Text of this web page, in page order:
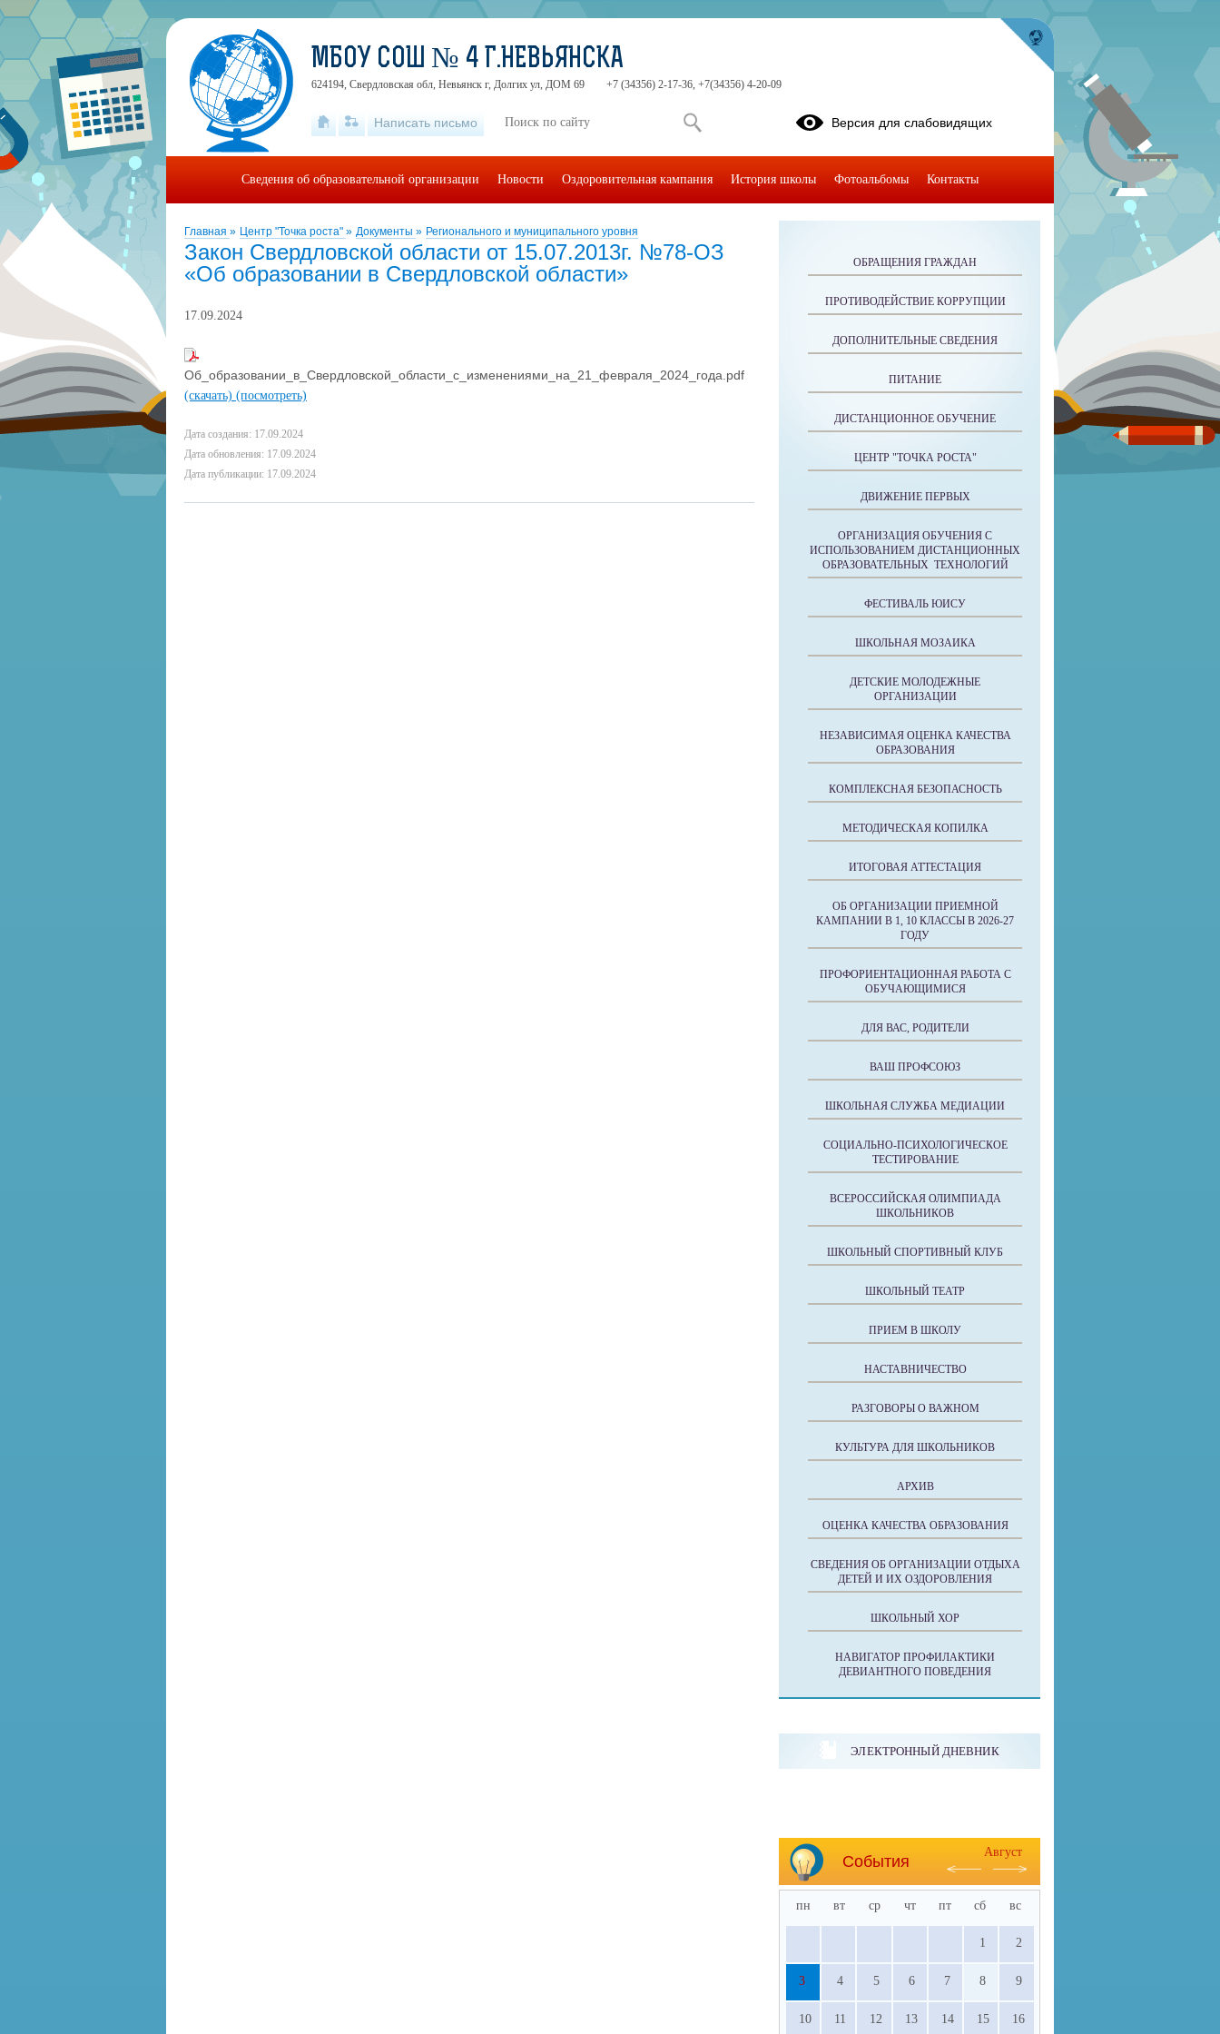
Главная » Центр "Точка роста" » Документы » Регионального и муниципального уровня
Закон Свердловской области от 15.07.2013г. №78-ОЗ
«Об образовании в Свердловской области»
17.09.2024
Об_образовании_в_Свердловской_области_с_изменениями_на_21_февраля_2024_года.pdf
(скачать) (посмотреть)
Дата создания: 17.09.2024
Дата обновления: 17.09.2024
Дата публикации: 17.09.2024
ОБРАЩЕНИЯ ГРАЖДАН
ПРОТИВОДЕЙСТВИЕ КОРРУПЦИИ
ДОПОЛНИТЕЛЬНЫЕ СВЕДЕНИЯ
ПИТАНИЕ
ДИСТАНЦИОННОЕ ОБУЧЕНИЕ
ЦЕНТР "ТОЧКА РОСТА"
ДВИЖЕНИЕ ПЕРВЫХ
ОРГАНИЗАЦИЯ ОБУЧЕНИЯ С
ИСПОЛЬЗОВАНИЕМ ДИСТАНЦИОННЫХ
ОБРАЗОВАТЕЛЬНЫХ ТЕХНОЛОГИЙ
ФЕСТИВАЛЬ ЮИСУ
ШКОЛЬНАЯ МОЗАИКА
ДЕТСКИЕ МОЛОДЕЖНЫЕ
ОРГАНИЗАЦИИ
НЕЗАВИСИМАЯ ОЦЕНКА КАЧЕСТВА
ОБРАЗОВАНИЯ
КОМПЛЕКСНАЯ БЕЗОПАСНОСТЬ
МЕТОДИЧЕСКАЯ КОПИЛКА
ИТОГОВАЯ АТТЕСТАЦИЯ
ОБ ОРГАНИЗАЦИИ ПРИЕМНОЙ
КАМПАНИИ В 1, 10 КЛАССЫ В 2026-27
ГОДУ
ПРОФОРИЕНТАЦИОННАЯ РАБОТА С
ОБУЧАЮЩИМИСЯ
ДЛЯ ВАС, РОДИТЕЛИ
ВАШ ПРОФСОЮЗ
ШКОЛЬНАЯ СЛУЖБА МЕДИАЦИИ
СОЦИАЛЬНО-ПСИХОЛОГИЧЕСКОЕ
ТЕСТИРОВАНИЕ
ВСЕРОССИЙСКАЯ ОЛИМПИАДА
ШКОЛЬНИКОВ
ШКОЛЬНЫЙ СПОРТИВНЫЙ КЛУБ
ШКОЛЬНЫЙ ТЕАТР
ПРИЕМ В ШКОЛУ
НАСТАВНИЧЕСТВО
РАЗГОВОРЫ О ВАЖНОМ
КУЛЬТУРА ДЛЯ ШКОЛЬНИКОВ
АРХИВ
ОЦЕНКА КАЧЕСТВА ОБРАЗОВАНИЯ
СВЕДЕНИЯ ОБ ОРГАНИЗАЦИИ ОТДЫХА
ДЕТЕЙ И ИХ ОЗДОРОВЛЕНИЯ
ШКОЛЬНЫЙ ХОР
НАВИГАТОР ПРОФИЛАКТИКИ
ДЕВИАНТНОГО ПОВЕДЕНИЯ
ЭЛЕКТРОННЫЙ ДНЕВНИК
События
Август
пн вт ср чт пт сб вс
1 2
3 4 5 6 7 8 9
10 11 12 13 14 15 16
МБОУ СОШ № 4 Г.НЕВЬЯНСКА
624194, Свердловская обл, Невьянск г, Долгих ул, ДОМ 69 +7 (34356) 2-17-36, +7(34356) 4-20-09
Написать письмо Версия для слабовидящих
Сведения об образовательной организации Новости Оздоровительная кампания История школы Фотоальбомы Контакты